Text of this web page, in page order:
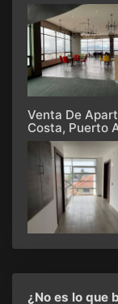
Venta De
Costa, Puerto
¿No es lo que